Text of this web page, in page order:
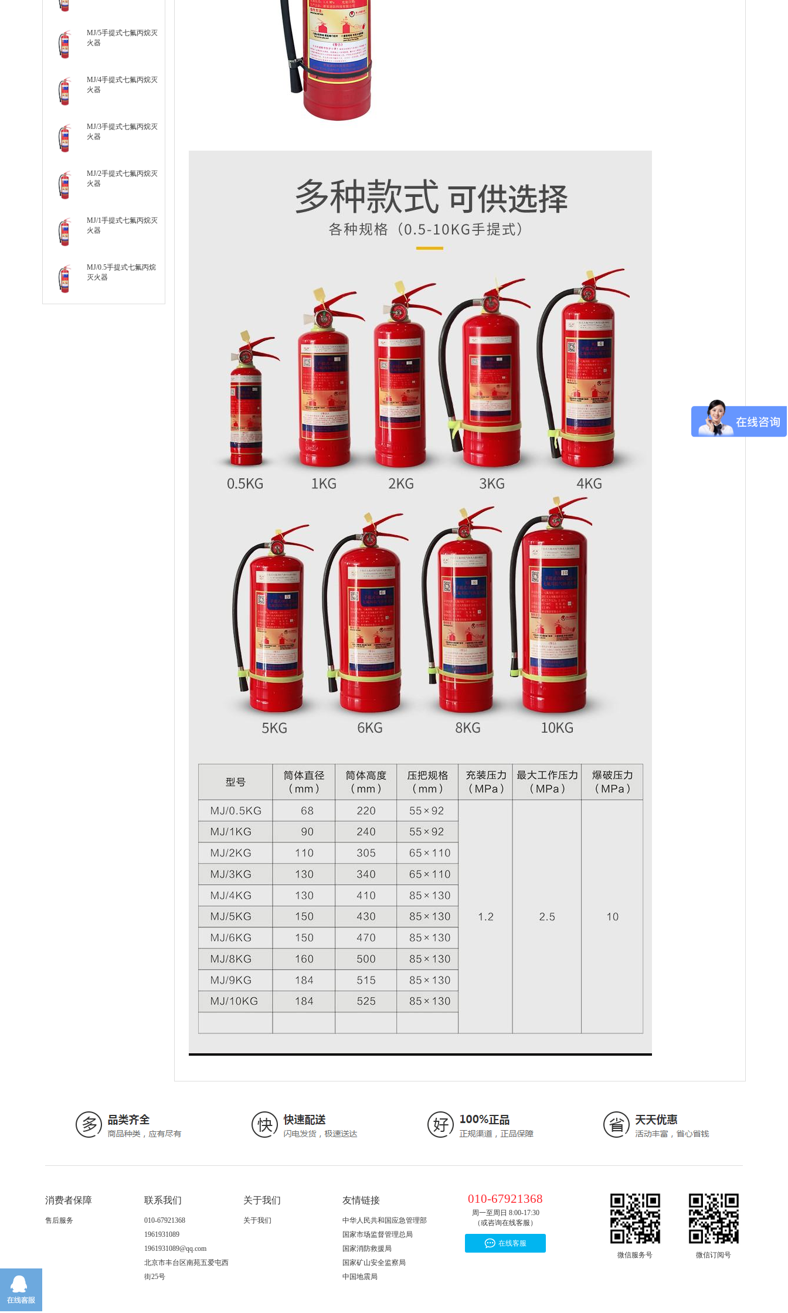
MJ/5手提式七氟丙烷灭
火器
MJ/4手提式七氟丙烷灭
火器
MJ/3手提式七氟丙烷灭
火器
MJ/2手提式七氟丙烷灭
火器
MJ/1手提式七氟丙烷灭
火器
MJ/0.5手提式七氟丙烷
灭火器
消费者保障
售后服务
联系我们
010-67921368
1961931089
1961931089@qq.com
北京市丰台区南苑五爱屯西
街25号
关于我们
关于我们
友情链接
中华人民共和国应急管理部
国家市场监督管理总局
国家消防救援局
国家矿山安全监察局
中国地震局
010-67921368
周一至周日 8:00-17:30
（或咨询在线客服）
在线客服
微信订阅号
微信服务号